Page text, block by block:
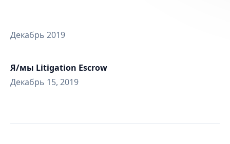
Декабрь 2019
Я/мы Litigation Escrow
Декабрь 15, 2019